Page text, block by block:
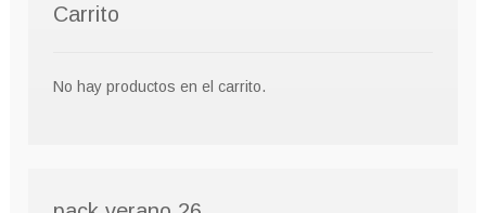
Carrito
No hay productos en el carrito.